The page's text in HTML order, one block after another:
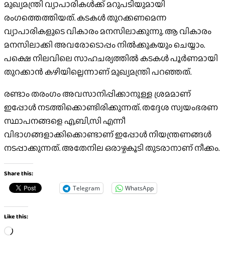
മുഖ്യമന്ത്രി വ്യാപാരികള്‍ക്ക് മറുപടിയുമായി
രംഗത്തെത്തിയത്. കടകള്‍ തുറക്കണമെന്ന
വ്യാപാരികളുടെ വികാരം മനസിലാക്കുന്നു. ആ വികാരം
മനസിലാക്കി അവരോടൊപ്പം നില്‍ക്കുകയും ചെയ്യാം.
പക്ഷെ നിലവിലെ സാഹചര്യത്തില്‍ കടകള്‍ പൂര്‍ണമായി
തുറക്കാന്‍ കഴിയില്ലെന്നാണ് മുഖ്യമന്ത്രി പറഞ്ഞത്.
രണ്ടാം തരംഗം അവസാനിപ്പിക്കാനുള്ള ശ്രമമാണ്
ഇപ്പോള്‍ നടത്തിക്കൊണ്ടിരിക്കുന്നത്. തദ്ദേശ സ്വയംഭരണ
സ്ഥാപനങ്ങളെ എ,ബി,സി എന്നീ
വിഭാഗങ്ങളാക്കിക്കൊണ്ടാണ് ഇപ്പോള്‍ നിയന്ത്രണങ്ങള്‍
നടപ്പാക്കുന്നത്. അതേനില ഒരാഴ്ചകൂടി തുടരാനാണ് നീക്കം.
Share this:
Telegram WhatsApp
Like this:
Loading…